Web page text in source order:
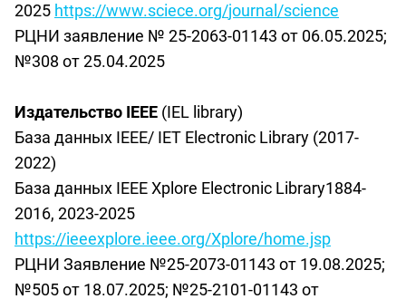
2025 https://www.scieсe.org/journal /science
РЦНИ заявление № 25-2063-01143 от 06.05.2025;
№308 от 25.04.2025
Издательство IEEE (IEL library)
База данных IEEE/ IET Electronic Library (2017-
2022)
База данных IEEE Xplore Electronic Library1884-
2016, 2023-2025
https://ieeexplore.ieee.org/Xplore/home.jsp
РЦНИ Заявление №25-2073-01143 от 19.08.2025;
№505 от 18.07.2025; №25-2101-01143 от